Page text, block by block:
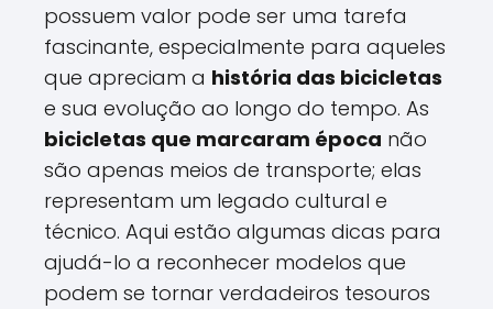
possuem valor pode ser uma tarefa
fascinante, especialmente para aqueles
que apreciam a história das bicicletas
e sua evolução ao longo do tempo. As
bicicletas que marcaram época não
são apenas meios de transporte; elas
representam um legado cultural e
técnico. Aqui estão algumas dicas para
ajudá-lo a reconhecer modelos que
podem se tornar verdadeiros tesouros